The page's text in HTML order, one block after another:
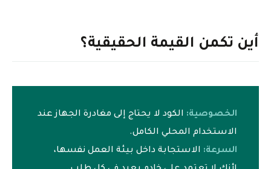
أين تكمن القيمة الحقيقية؟
الخصوصية: الكود لا يحتاج إلى مغادرة الجهاز عند
الاستخدام المحلي الكامل.
السرعة: الاستجابة داخل بيئة العمل نفسها،